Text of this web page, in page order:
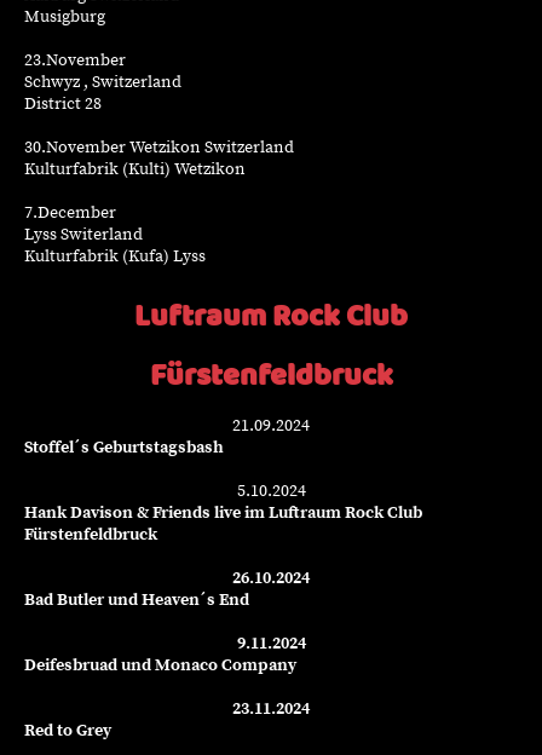
Musigburg
23.November
Schwyz , Switzerland
District 28
30.November Wetzikon Switzerland
Kulturfabrik (Kulti) Wetzikon
7.December
Lyss Switerland
Kulturfabrik (Kufa) Lyss
Luftraum Rock Club
Fürstenfeldbruck
21.09.2024
Stoffel´s Geburtstagsbash
5.10.2024
Hank Davison & Friends live im Luftraum Rock Club
Fürstenfeldbruck
26.10.2024
Bad Butler und Heaven´s End
9.11.2024
Deifesbruad und Monaco Company
23.11.2024
Red to Grey